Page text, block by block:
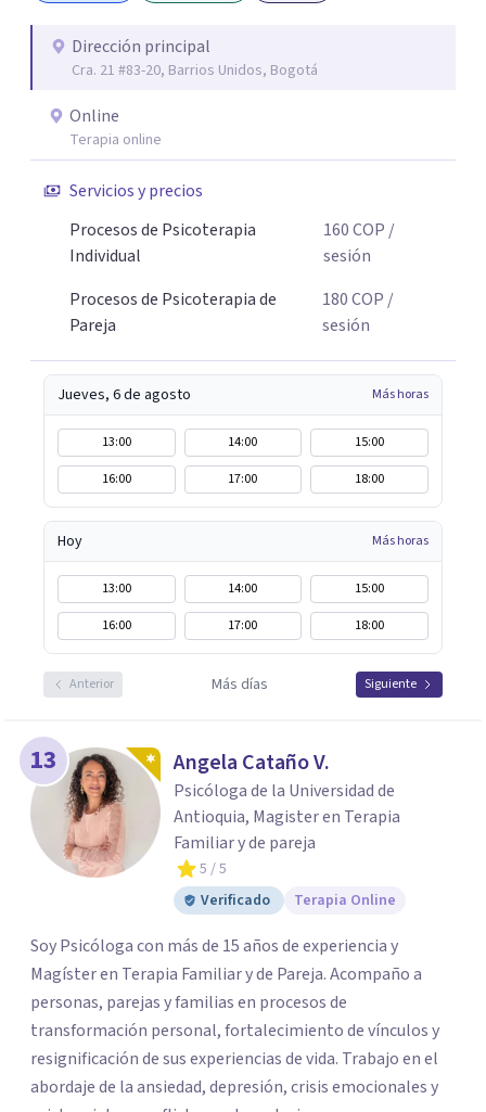
Dirección principal
Cra. 21 #83-20, Barrios Unidos, Bogotá
Online
Terapia online
Servicios y precios
Procesos de Psicoterapia
Individual
160COP /
sesión
Procesos de Psicoterapia de
Pareja
180COP /
sesión
Jueves, 6 de agosto Más horas
13:00 14:00
15:00
16:00
17:00 18:00
Hoy Más horas
13:00 14:00
15:00
16:00
17:00 18:00
Anterior Más días Siguiente
13 Angela Cataño V.
Psicóloga de la Universidad de
Antioquia, Magister en Terapia
Familiar y de pareja
5 / 5
Verificado
Terapia Online
Soy Psicóloga con más de 15 años de experiencia y
Magíster en Terapia Familiar y de Pareja. Acompaño a
personas, parejas y familias en procesos de
transformación personal, fortalecimiento de vínculos y
resignificación de sus experiencias de vida. Trabajo en el
abordaje de la ansiedad, depresión, crisis emocionales y